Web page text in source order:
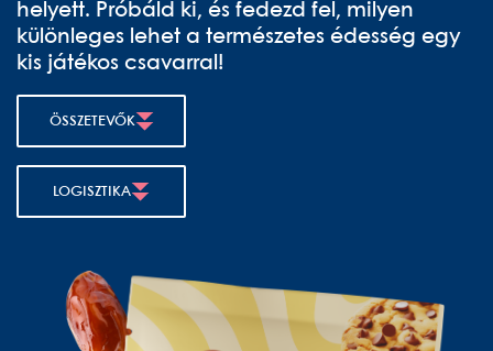
helyett. Próbáld ki, és fedezd fel, milyen
különleges lehet a természetes édesség egy
kis játékos csavarral!
ÖSSZETEVŐK
LOGISZTIKA